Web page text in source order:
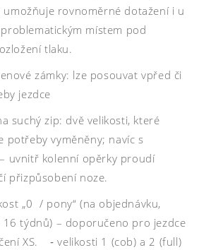
umožňuje rovnoměrné dotažení i u
místem pod
tlaku.
zámky: lze posouvat vpřed či
jezdce
suchý zip: dvě velikosti, které
potřeby vyměněny; navíc s
uvnitř kolenní opěrky proudí
přizpůsobení noze.
„0 / pony“ (na objednávku,
16 týdnů) – doporučeno pro jezdce
XS. ‑ velikosti 1 (cob) a 2 (full)